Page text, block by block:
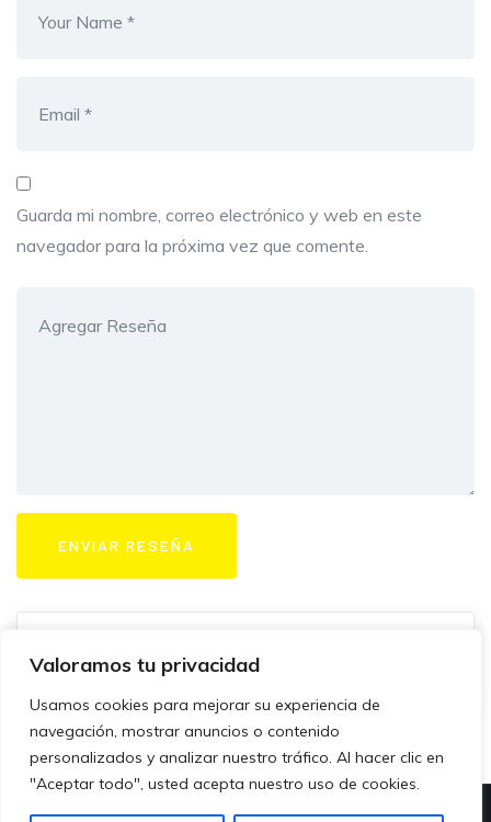
Valoramos tu privacidad
Usamos cookies para mejorar su experiencia de
navegación, mostrar anuncios o contenido
personalizados y analizar nuestro tráfico. Al hacer clic en
"Aceptar todo", usted acepta nuestro uso de cookies.
Guarda mi nombre, correo electrónico y web en este
navegador para la próxima vez que comente.